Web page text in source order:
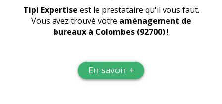
Tipi Expertise est le prestataire qu'il vous faut.
Vous avez trouvé votre aménagement de
bureaux à Colombes (92700)!
En savoir +